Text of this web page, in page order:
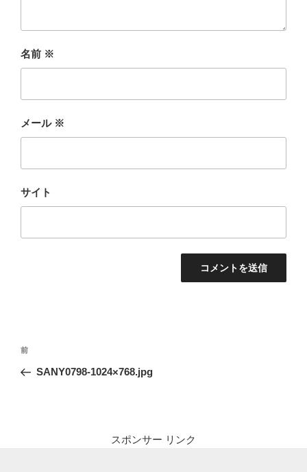
名前 ※
メール ※
サイト
投
ナ
前
の
前
SANY0798-1024×768.jpg
スポンサー リンク